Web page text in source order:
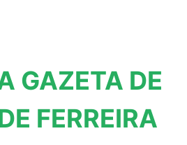
GAZETA DE
FERREIRA